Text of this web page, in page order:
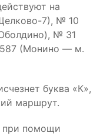
на
7), № 10
№ 31
(Монино — м.
буква «К»,
маршрут.
при помощи